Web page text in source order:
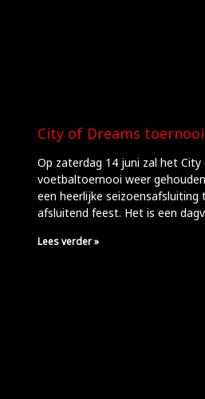
City of Dreams
Op zaterdag 14 juni zal het
voetbaltoernooi weer
een heerlijke
afsluitend feest. Het is een
Lees verder »